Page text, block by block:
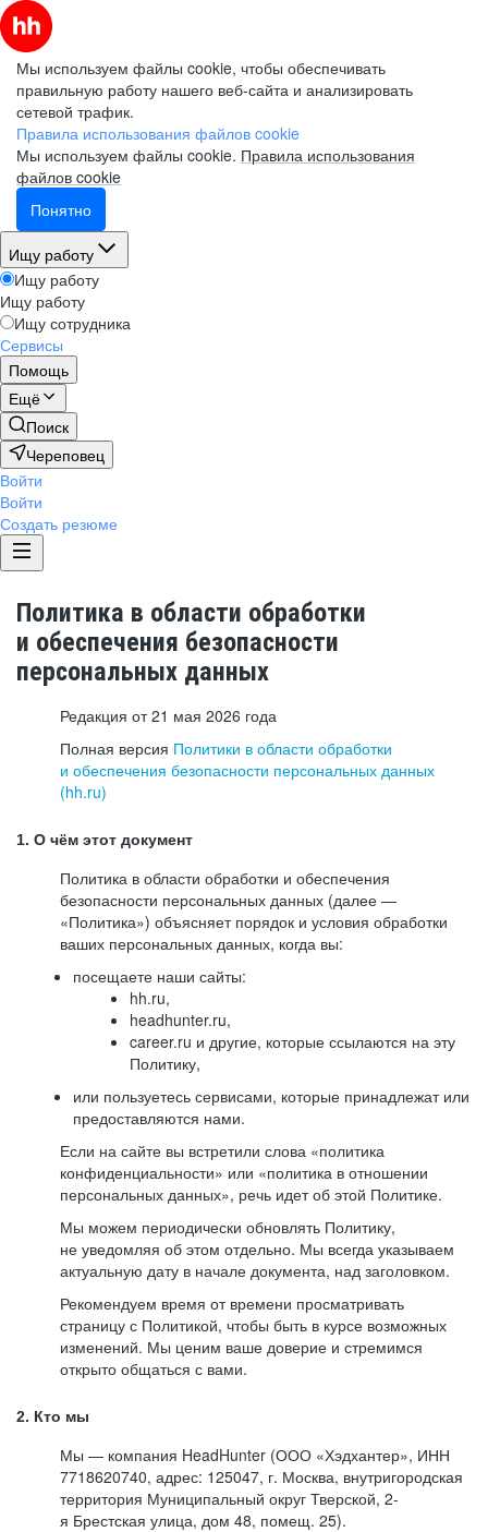
Мы используем файлы cookie, чтобы обеспечивать
правильную работу нашего веб-сайта и анализировать
сетевой трафик.
Правила использования файлов cookie
Мы используем файлы cookie. Правила использования
файлов cookie
Понятно
Ищу работу
Ищу работу
Ищу работу
Ищу сотрудника
Сервисы
Помощь
Ещё
Поиск
Череповец
Войти
Войти
Создать резюме
Политика в области обработки
и обеспечения безопасности
персональных данных
Редакция от 21 мая 2026 года
Полная версия Политики в области обработки
и обеспечения безопасности персональных данных
(hh.ru)
1. О чём этот документ
Политика в области обработки и обеспечения
безопасности персональных данных (далее —
«Политика») объясняет порядок и условия обработки
ваших персональных данных, когда вы:
посещаете наши сайты:
hh.ru,
headhunter.ru,
career.ru и другие, которые ссылаются на эту
Политику,
или пользуетесь сервисами, которые принадлежат или
предоставляются нами.
Если на сайте вы встретили слова «политика
конфиденциальности» или «политика в отношении
персональных данных», речь идет об этой Политике.
Мы можем периодически обновлять Политику,
не уведомляя об этом отдельно. Мы всегда указываем
актуальную дату в начале документа, над заголовком.
Рекомендуем время от времени просматривать
страницу с Политикой, чтобы быть в курсе возможных
изменений. Мы ценим ваше доверие и стремимся
открыто общаться с вами.
2. Кто мы
Мы — компания HeadHunter (ООО «Хэдхантер», ИНН
7718620740, адрес: 125047, г. Москва, внутригородская
территория Муниципальный округ Тверской, 2-
я Брестская улица, дом 48, помещ. 25).